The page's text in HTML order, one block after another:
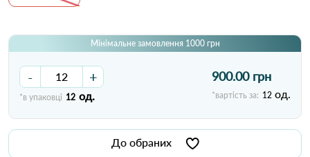
Мінімальне замовлення 1000 грн
- +
*в упаковці 12 од.
900.00 грн
*вартість за: 12 од.
До обраних